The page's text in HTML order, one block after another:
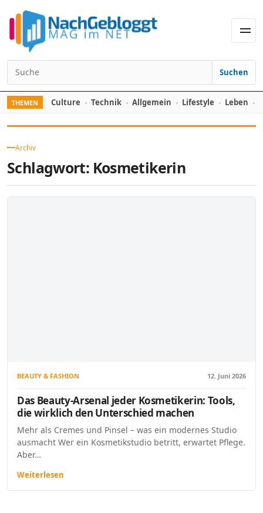
Search for:
Suchen
THEMEN Culture Technik Allgemein Lifestyle Leben
Archiv
Schlagwort: Kosmetikerin
BEAUTY & FASHION 12. Juni 2026
Das Beauty-Arsenal jeder Kosmetikerin: Tools,
die wirklich den Unterschied machen
Mehr als Cremes und Pinsel – was ein modernes Studio
ausmacht Wer ein Kosmetikstudio betritt, erwartet Pflege.
Aber…
Weiterlesen